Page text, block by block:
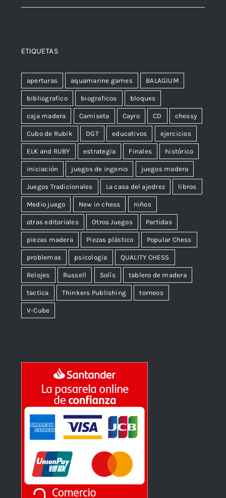
ETIQUETAS
aperturas aquamarine games BALAGIUM
bibliografico biograficos bloques
caja madera Camiseta Cayro CD chessy
Cubo de Rubik DGT educativos ejercicios
ELK and RUBY estrategia Finales histórico
iniciación juegos de ingenio juegos madera
Juegos Tradicionales La casa del ajedrez libros
Medio juego New in chess niños
otras editoriales Otros Juegos Partidas
piezas madera Piezas plástico Popular Chess
problemas psicologia QUALITY CHESS
Relojes Russell Solís tablero de madera
tactica Thinkers Publishing torneos
V-Cube